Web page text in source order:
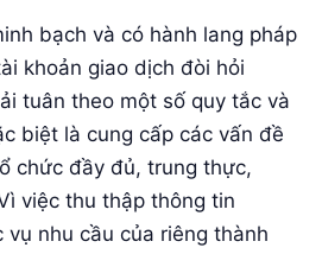
bạch và có hành lang pháp
khoản giao dịch đòi hỏi
tuân theo một số quy tắc và
biệt là cung cấp các vấn đề
chức đầy đủ, trung thực,
việc thu thập thông tin
vụ nhu cầu của riêng thành